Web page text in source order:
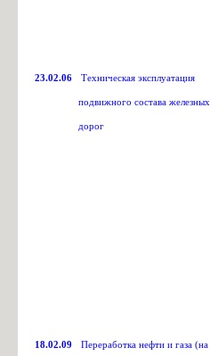
23.02.06 Техническая эксплуатация
подвижного состава железных
дорог
18.02.09 Переработка нефти и газа (на